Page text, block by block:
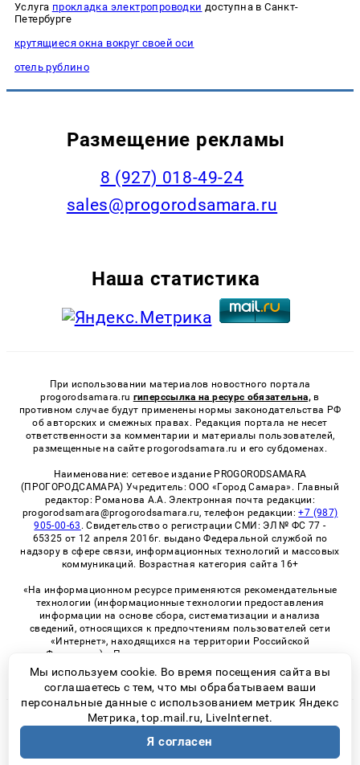
Услуга прокладка электропроводки доступна в Санкт-
Петербурге
крутящиеся окна вокруг своей оси
отель рублино
Размещение рекламы
8 (927) 018-49-24
sales@progorodsamara.ru
Наша статистика
При использовании материалов новостного портала
progorodsamara.ru гиперссылка на ресурс обязательна, в
противном случае будут применены нормы законодательства РФ
об авторских и смежных правах. Редакция портала не несет
ответственности за комментарии и материалы пользователей,
размещенные на сайте progorodsamara.ru и его субдоменах.
Наименование: сетевое издание PROGORODSAMARA
(ПРОГОРОДСАМАРА) Учредитель: ООО «Город Самара». Главный
редактор: Романова А.А. Электронная почта редакции:
progorodsamara@progorodsamara.ru, телефон редакции:+7 (987)
905-00-63 . Свидетельство о регистрации СМИ: ЭЛ № ФС 77 -
65325 от 12 апреля 2016г. выдано Федеральной службой по
надзору в сфере связи, информационных технологий и массовых
коммуникаций. Возрастная категория сайта 16+
«На информационном ресурсе применяются рекомендательные
технологии (информационные технологии предоставления
информации на основе сбора, систематизации и анализа
сведений, относящихся к предпочтениям пользователей сети
«Интернет», находящихся на территории Российской
Федерации)». Правила применения рекомендательных
технологий в виджетах рекламно-обменной сети
«СМИ2» (PDF)
© 2026 «ProGorodSamara» | Все права защищены
Возрастная категория сайта 16+
Политика конфиденциальности
Мы используем cookie. Во время посещения сайта вы
соглашаетесь с тем, что мы обрабатываем ваши
персональные данные с использованием метрик Яндекс
Метрика, top.mail.ru, LiveInternet.
Я согласен